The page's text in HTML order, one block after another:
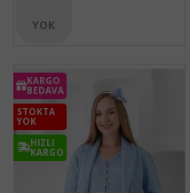
YOK
KARGO
BEDAVA
STOKTA
YOK
HIZLI
KARGO